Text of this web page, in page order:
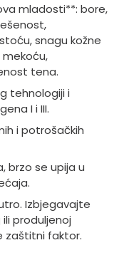
mladosti**: bore,
snagu kožne
tena.
tehnologiji i
I i III.
i potrošačkih
brzo se upija u
Izbjegavajte
produljenoj
zaštitni faktor.